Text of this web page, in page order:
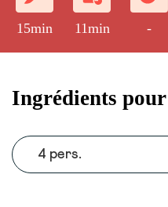
15min 11min -
Ingrédients pour
4 pers.